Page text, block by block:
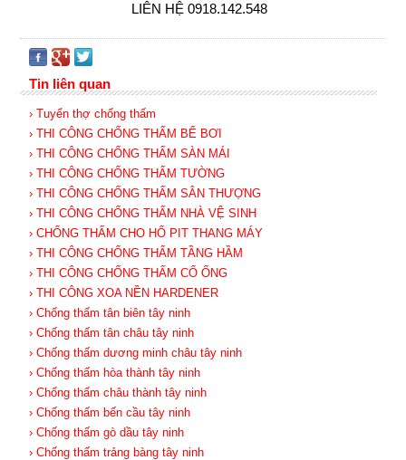
LIÊN HỆ 0918.142.548
Tin liên quan
› Tuyển thợ chống thấm
› THI CÔNG CHỐNG THẤM BỂ BƠI
› THI CÔNG CHỐNG THẤM SÀN MÁI
› THI CÔNG CHỐNG THẤM TƯỜNG
› THI CÔNG CHỐNG THẤM SÂN THƯỢNG
› THI CÔNG CHỐNG THẤM NHÀ VỆ SINH
› CHỐNG THẤM CHO HỐ PIT THANG MÁY
› THI CÔNG CHỐNG THẤM TẦNG HẦM
› THI CÔNG CHỐNG THẤM CỔ ỐNG
› THI CÔNG XOA NỀN HARDENER
› Chống thấm tân biên tây ninh
› Chống thấm tân châu tây ninh
› Chống thấm dương minh châu tây ninh
› Chống thấm hòa thành tây ninh
› Chống thấm châu thành tây ninh
› Chống thấm bến cầu tây ninh
› Chống thấm gò dầu tây ninh
› Chống thấm trảng bàng tây ninh